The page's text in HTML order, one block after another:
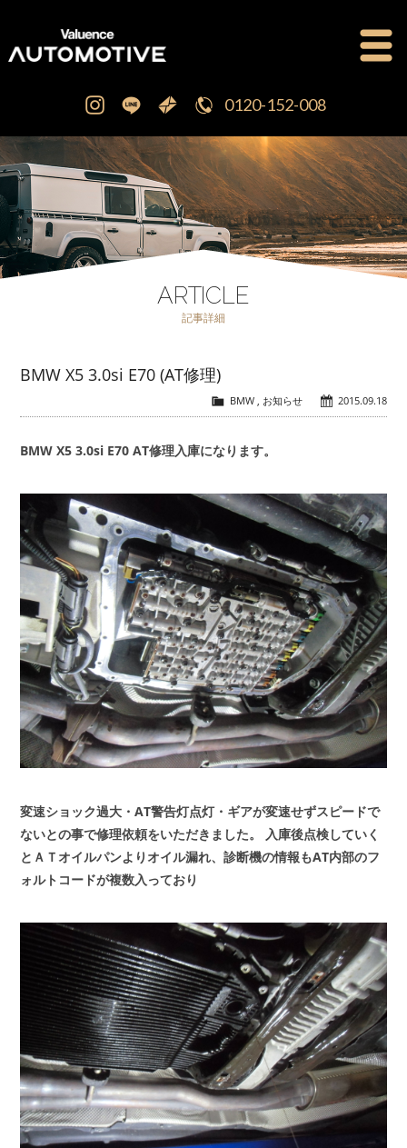
0120-152-008
公式ブログ OFFICIAL BLOG
新車・中古車販売 CAR SALES
注文販売 ORDER SALES
点検修理・車検
お問い合わせ CONTACT
ARTICLE
記事詳細
BMW X5 3.0si E70 (AT修理)
2015.09.18
BMW, お知らせ
BMW X5 3.0si E70 AT修理入庫になります。
変速ショック過大・AT警告灯点灯・ギアが変速せずスピードで
ないとの事で修理依頼をいただきました。
入庫後点検していく
とＡＴオイルパンよりオイル漏れ、診断機の情報もAT内部のフ
ォルトコードが複数入っており